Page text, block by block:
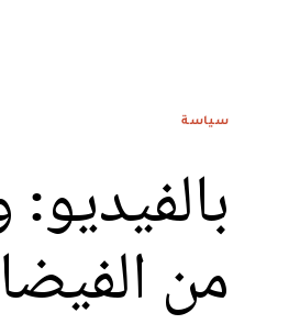
سياسة
من